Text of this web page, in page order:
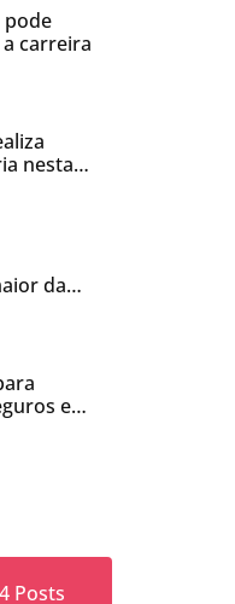
pode
carreira
nesta
da
em
4Posts